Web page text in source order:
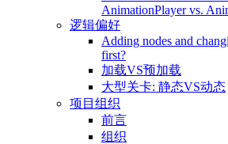
AnimationPlayer vs.
逻辑偏好
Adding nodes and
first?
加载VS预加载
大型关卡: 静态VS动态
项目组织
前言
组织